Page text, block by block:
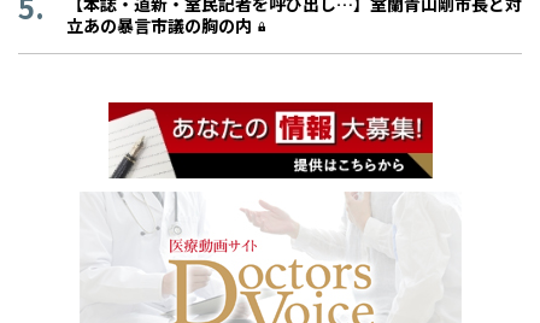
立あの暴言市議の胸の内